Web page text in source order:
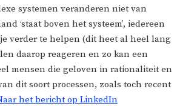
systemen veranderen niet van
‘staat boven het systeem’, iedereen
verder te helpen (dit heet al heel lang
daarop reageren en zo kan een
mensen die geloven in rationaliteit en
dit soort processen, zoals toch recent
het bericht op LinkedIn